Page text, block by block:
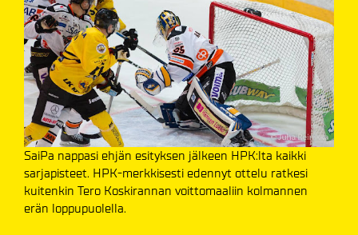
SaiPa nappasi ehjän esityksen jälkeen HPK:lta kaikki
sarjapisteet. HPK-merkkisesti edennyt ottelu ratkesi
kuitenkin Tero Koskirannan voittomaaliin kolmannen
erän loppupuolella.